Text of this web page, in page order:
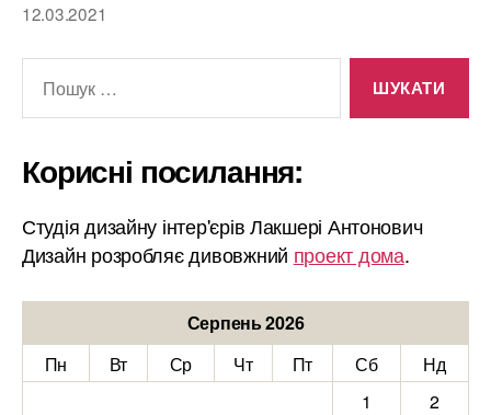
12.03.2021
Корисні посилання:
Студія дизайну інтер'єрів Лакшері Антонович
Дизайн розробляє дивовжний проект дома.
Серпень 2026
Пн
Вт Ср Чт Пт Сб
Нд
1
2